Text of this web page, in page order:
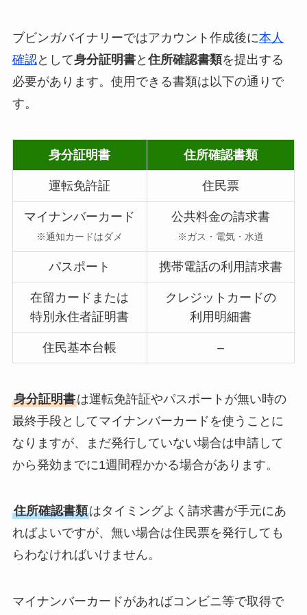
ブビンガバイナリーではアカウント作成後に本人
確認として身分証明書と 住所確認書類を提出する
必要があります。使用できる書類は以下の通りで
す。
身分証明書 住所確認書類
運転免許証 住民票
マイナンバーカード
※通知カードはダメ
公共料金の請求書
※ガス・電気・水道
パスポート 携帯電話の利用請求書
在留カードまたは
特別永住者証明書
クレジットカードの
利用明細書
住民基本台帳 –
身分証明書は運転免許証やパスポートが無い時の
最終手段としてマイナンバーカードを使うことに
なりますが、まだ発行していない場合は申請して
から発効までに1週間程かかる場合があります。
住所確認書類はタイミングよく請求書が手元にあ
ればよいですが、無い場合は住民票を発行しても
らわなければいけません。
マイナンバーカードがあればコンビニ等で取得で